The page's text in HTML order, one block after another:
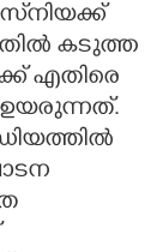
കടുത്ത
എതിരെ
ഉയരുന്നത്.